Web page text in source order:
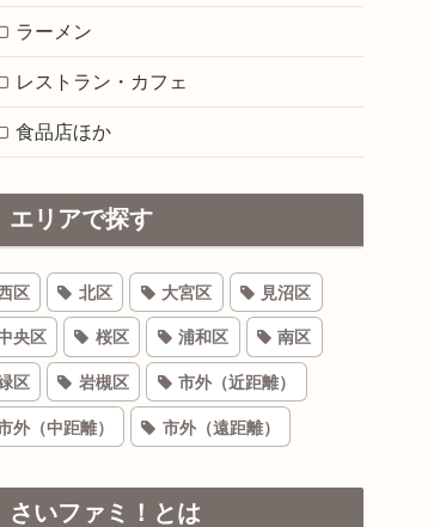
ラーメン
レストラン・カフェ
食品店ほか
エリアで探す
区 北区 大宮区 見沼区
央区 桜区 浦和区 南区
区 岩槻区 市外（近距離）
外（中距離） 市外（遠距離）
さいファミ！とは